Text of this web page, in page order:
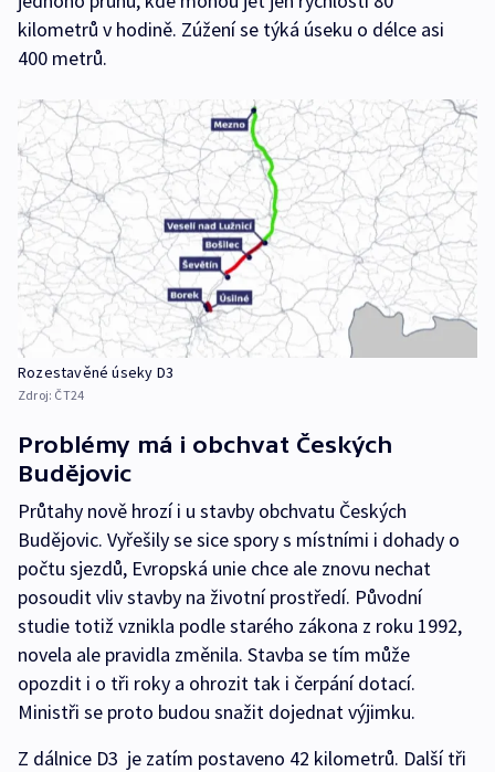
kilometrů v hodině. Zúžení se týká úseku o délce asi
400 metrů.
Rozestavěné úseky D3
Zdroj: ČT24
Problémy má i obchvat Českých
Budějovic
Průtahy nově hrozí i u stavby obchvatu Českých
Budějovic. Vyřešily se sice spory s místními i dohady o
počtu sjezdů, Evropská unie chce ale znovu nechat
posoudit vliv stavby na životní prostředí. Původní
studie totiž vznikla podle starého zákona z roku 1992,
novela ale pravidla změnila. Stavba se tím může
opozdit i o tři roky a ohrozit tak i čerpání dotací.
Ministři se proto budou snažit dojednat výjimku.
Z dálnice D3 je zatím postaveno 42 kilometrů. Další tři